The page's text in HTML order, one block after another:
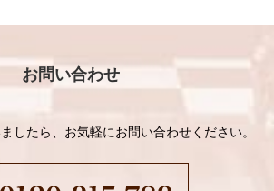
お問い合わせ
したら、お気軽にお問い合わせください。